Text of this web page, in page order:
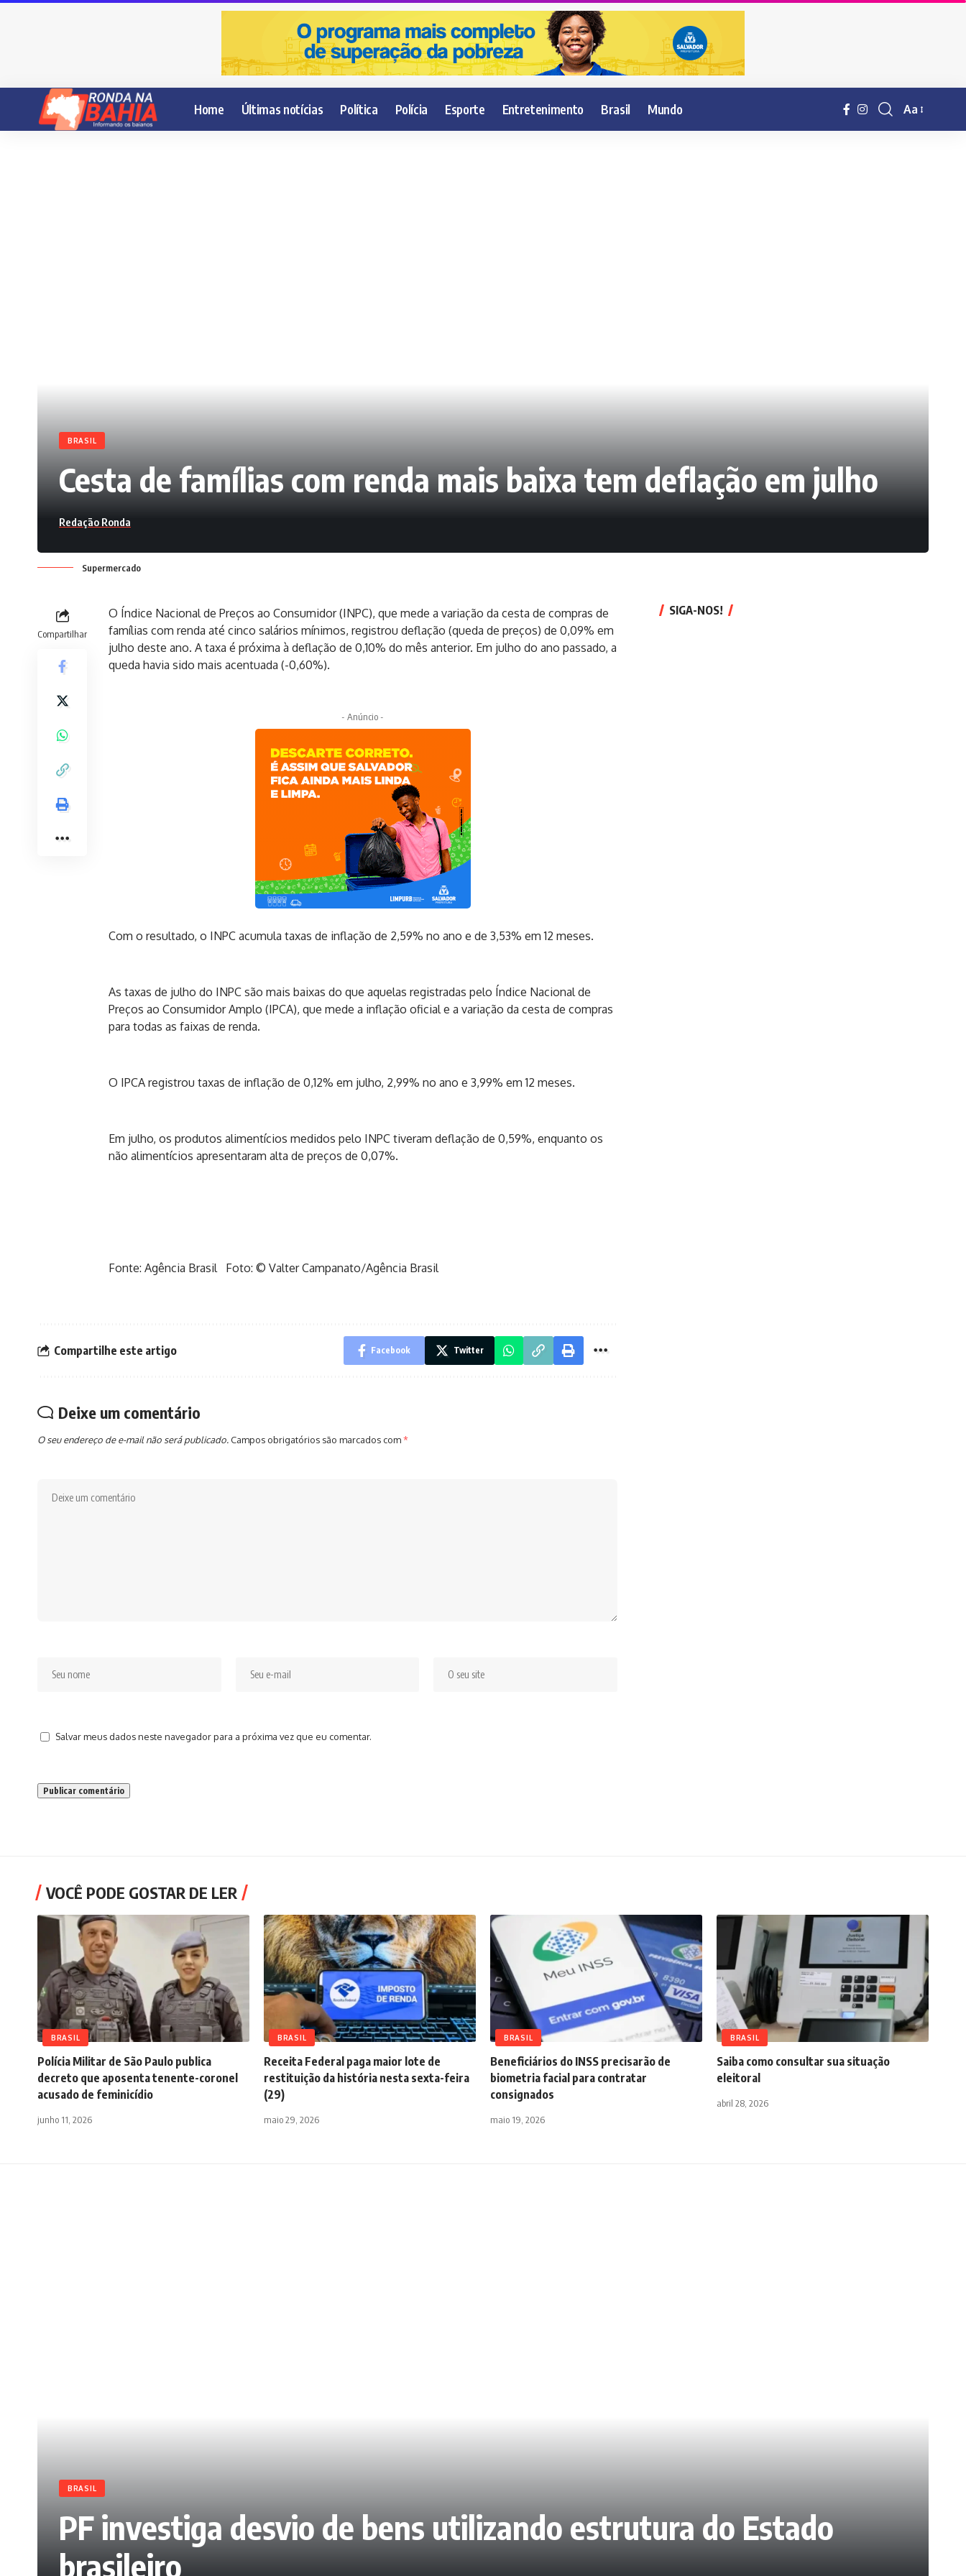
Home Últimas notícias Política Polícia Esporte Entretenimento Brasil Mundo
Resisor
Aa
BRASIL
Cesta de famílias com renda mais baixa tem deflação em julho
Redação Ronda
Supermercado
Compartilhar
O Índice Nacional de Preços ao Consumidor (INPC), que mede a variação da cesta de compras de
famílias com renda até cinco salários mínimos, registrou deflação (queda de preços) de 0,09% em
julho deste ano. A taxa é próxima à deflação de 0,10% do mês anterior. Em julho do ano passado, a
queda havia sido mais acentuada (-0,60%).
- Anúncio -
Com o resultado, o INPC acumula taxas de inflação de 2,59% no ano e de 3,53% em 12 meses.
As taxas de julho do INPC são mais baixas do que aquelas registradas pelo Índice Nacional de
Preços ao Consumidor Amplo (IPCA), que mede a inflação oficial e a variação da cesta de compras
para todas as faixas de renda.
O IPCA registrou taxas de inflação de 0,12% em julho, 2,99% no ano e 3,99% em 12 meses.
Em julho, os produtos alimentícios medidos pelo INPC tiveram deflação de 0,59%, enquanto os
não alimentícios apresentaram alta de preços de 0,07%.
Fonte: Agência Brasil Foto: © Valter Campanato/Agência Brasil
Compartilhe este artigo Facebook Twitter
Deixe um comentário
O seu endereço de e-mail não será publicado. Campos obrigatórios são marcados com*
Salvar meus dados neste navegador para a próxima vez que eu comentar.
SIGA-NOS!
VOCÊ PODE GOSTAR DE LER
BRASIL
Polícia Militar de São Paulo publica
decreto que aposenta tenente-coronel
acusado de feminicídio
junho 11, 2026
BRASIL
Receita Federal paga maior lote de
restituição da história nesta sexta-feira
(29)
maio 29, 2026
BRASIL
Beneficiários do INSS precisarão de
biometria facial para contratar
consignados
maio 19, 2026
BRASIL
Saiba como consultar sua situação
eleitoral
abril 28, 2026
BRASIL
PF investiga desvio de bens utilizando estrutura do Estado
brasileiro